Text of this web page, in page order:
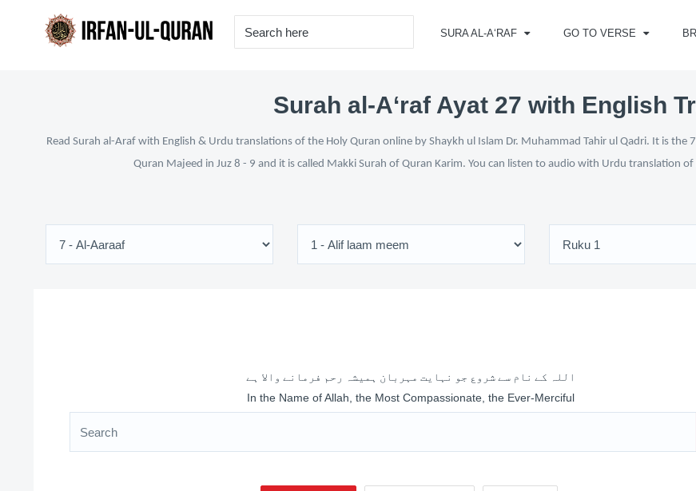
SURA AL-A‘RAF GO TO VERSE
Surah al-A‘raf Ayat 27 with English
Read Surah al-Araf with English & Urdu translations of the Holy Quran online by Shaykh ul Islam Dr. Muhammad Tahir ul Qadri. It is
Quran Majeed in Juz 8 - 9 and it is called Makki Surah of Quran Karim. You can listen to audio with Urdu translation
اللہ کے نام سے شروع جو نہایت مہربان ہمیشہ رحم فرمانے والا ہے
In the Name of Allah, the Most Compassionate, the Ever-Merciful